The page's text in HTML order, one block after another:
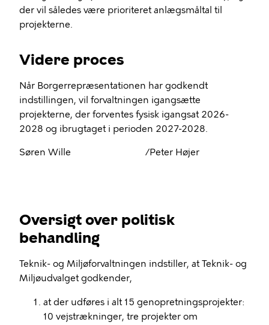
der vil således være prioriteret anlægsmåltal til
projekterne.
Videre proces
Når Borgerrepræsentationen har godkendt
indstillingen, vil forvaltningen igangsætte
projekterne, der forventes fysisk igangsat 2026-
2028 og ibrugtaget i perioden 2027-2028.
Søren Wille /Peter Højer
Oversigt over politisk
behandling
Teknik- og Miljøforvaltningen indstiller, at Teknik- og
Miljøudvalget godkender,
at der udføres i alt 15 genopretningsprojekter:
10 vejstrækninger, tre projekter om